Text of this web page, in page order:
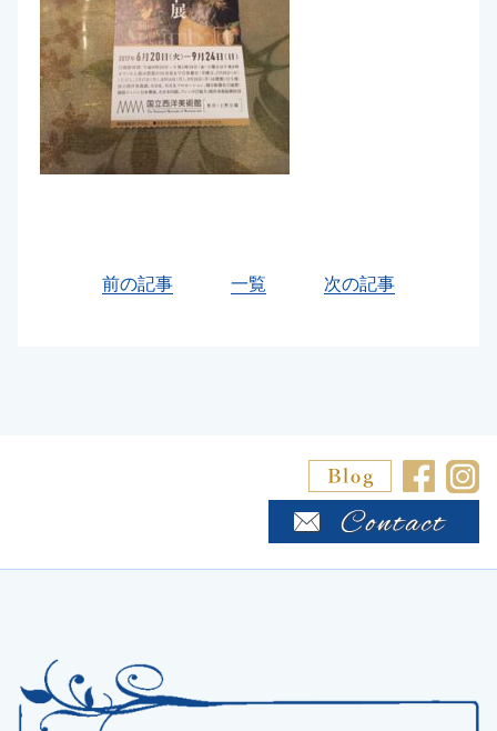
前の記事 一覧 次の記事